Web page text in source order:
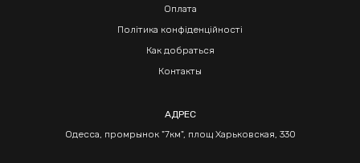
Оплата
Політика конфіденційності
Как добраться
Контакты
АДРЕС
Одесса, промрынок "7км", площ Харьковская, 330